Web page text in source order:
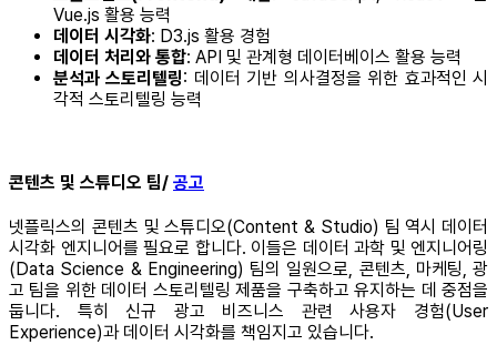
Vue.js 활용 능력
데이터 시각화: D3.js 활용 경험
데이터 처리와 통합: API 및 관계형 데이터베이스 활용 능력
분석과 스토리텔링: 데이터 기반 의사결정을 위한 효과적인 시
각적 스토리텔링 능력
콘텐츠 및 스튜디오 팀/ 공고
넷플릭스의 콘텐츠 및 스튜디오(Content & Studio) 팀 역시 데이터
시각화 엔지니어를 필요로 합니다. 이들은 데이터 과학 및 엔지니어링
(Data Science & Engineering) 팀의 일원으로, 콘텐츠, 마케팅, 광
고 팀을 위한 데이터 스토리텔링 제품을 구축하고 유지하는 데 중점을
둡니다. 특히 신규 광고 비즈니스 관련 사용자 경험(User
Experience)과 데이터 시각화를 책임지고 있습니다.